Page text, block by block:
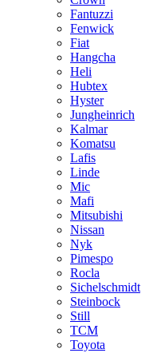
Fantuzzi
Fenwick
Fiat
Hangcha
Heli
Hubtex
Hyster
Jungheinrich
Kalmar
Komatsu
Lafis
Linde
Mic
Mafi
Mitsubishi
Nissan
Nyk
Pimespo
Rocla
Sichelschmidt
Steinbock
Still
TCM
Toyota